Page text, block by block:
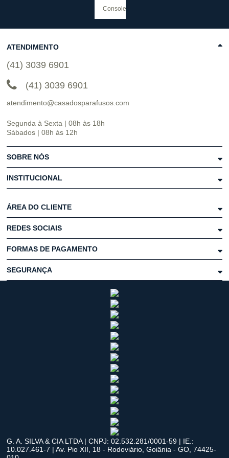
ATENDIMENTO
(41) 3039 6901
(41) 3039 6901
atendimento@casadosparafusos.com
Segunda à Sexta | 08h às 18h
Sábados | 08h às 12h
SOBRE NÓS
INSTITUCIONAL
ÁREA DO CLIENTE
REDES SOCIAIS
FORMAS DE PAGAMENTO
SEGURANÇA
G. A. SILVA & CIA LTDA | CNPJ: 02.532.281/0001-59 | IE.:
10.027.461-7 | Av. Pio XII, 18 - Rodoviário, Goiânia - GO, 74425-